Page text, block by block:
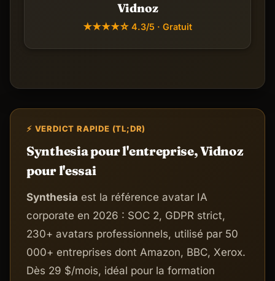
Vidnoz
★★★★☆ 4.3/5 · Gratuit
⚡ VERDICT RAPIDE (TL;DR)
Synthesia pour l'entreprise, Vidnoz
pour l'essai
Synthesia est la référence avatar IA
corporate en 2026 : SOC 2, GDPR strict,
230+ avatars professionnels, utilisé par 50
000+ entreprises dont Amazon, BBC, Xerox.
Dès 29 $/mois, idéal pour la formation